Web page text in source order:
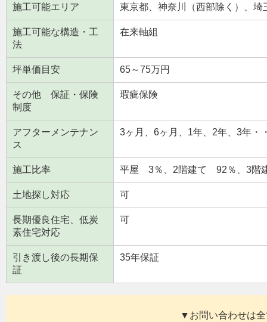
施工可能エリア 東京都、神奈川（西部除く）、
施工可能な構造・工
法
在来軸組
坪単価目安 65～75万円
その他 保証・保険
制度
瑕疵保険
アフターメンテナン
ス
3ヶ月、6ヶ月、1年、2年、3年・
施工比率 平屋 3％、2階建て 92％、3階
土地探し対応 可
長期優良住宅、低炭
素住宅対応
可
引き渡し後の長期保
証
35年保証
▼お問い合わせは